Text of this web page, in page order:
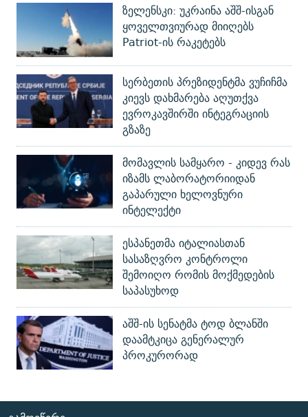
ზელენსკი: უკრაინა აშშ-ისგან
ყოველთვიურად მიიღებს
Patriot-ის რაკეტებს
სერბეთის პრეზიდენტმა ვუჩიჩმა
კიევს დახმარება აღუთქვა
ევროკავშირში ინტეგრაციის
გზაზე
მომავლის სამყარო - კიდევ რას
იზამს ლაბორატორიიდან
გაპარული ხელოვნური
ინტელექტი
ესპანეთმა იტალიასთან
სასაზღვრო კონტროლი
შემოიღო რომის მოქმედების
საპასუხოდ
აშშ-ის სენატმა ტოდ ბლანში
დაამტკიცა გენერალურ
პროკურორად